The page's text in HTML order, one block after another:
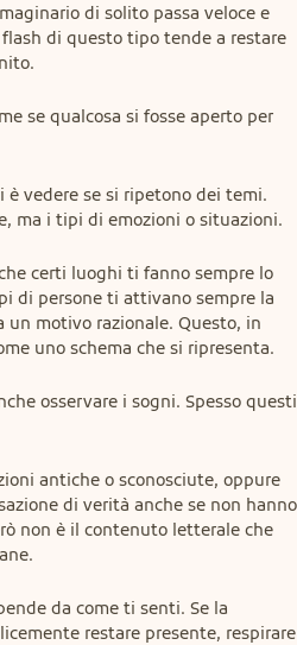
di solito passa veloce e
di questo tipo tende a restare
se qualcosa si fosse aperto per
è vedere se si ripetono dei temi.
ma i tipi di emozioni o situazioni.
certi luoghi ti fanno sempre lo
di persone ti attivano sempre la
un motivo razionale. Questo, in
uno schema che si ripresenta.
osservare i sogni. Spesso questi
antiche o sconosciute, oppure
di verità anche se non hanno
non è il contenuto letterale che
da come ti senti. Se la
restare presente, respirare